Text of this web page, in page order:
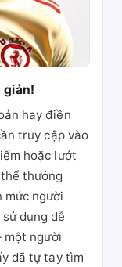
giản!
hay điền
truy cập vào
hoặc lướt
thưởng
mức người
dụng dễ
một người
đã tự tay tìm